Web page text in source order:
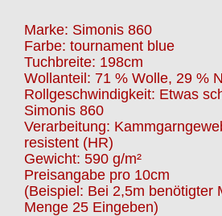
Marke: Simonis 860
Farbe: tournament blue
Tuchbreite: 198cm
Wollanteil: 71 % Wolle, 29 %
Rollgeschwindigkeit: Etwas
Simonis 860
Verarbeitung:
resistent (HR)
Gewicht: 590 g/m²
Preisangabe pro 10cm
(Beispiel: Bei 2,5m benötigter
Menge 25 Eingeben)